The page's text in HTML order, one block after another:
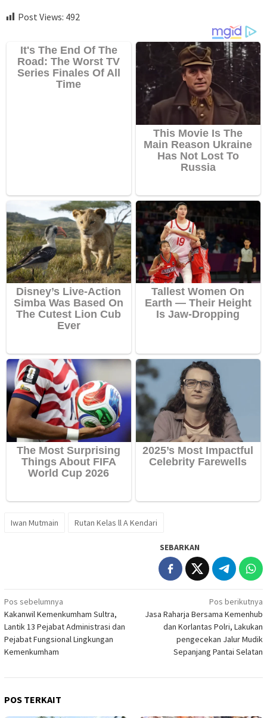
Post Views: 492
Iwan Mutmain Rutan Kelas ll A Kendari
SEBARKAN
Navigasi
pos
Pos sebelumnya
Kakanwil Kemenkumham Sultra,
Lantik 13 Pejabat Administrasi dan
Pejabat Fungsional Lingkungan
Kemenkumham
Pos berikutnya
Jasa Raharja Bersama Kemenhub
dan Korlantas Polri, Lakukan
pengecekan Jalur Mudik
Sepanjang Pantai Selatan
POS TERKAIT